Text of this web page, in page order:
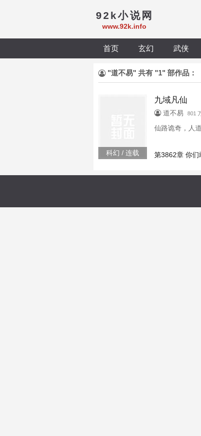
92k小说网
www.92k.info
首页 玄幻 武侠
"道不易" 共有 "1" 部作品：
科幻 / 连载
九域凡仙
道不易 801
仙路诡奇，人
第3862章 你们